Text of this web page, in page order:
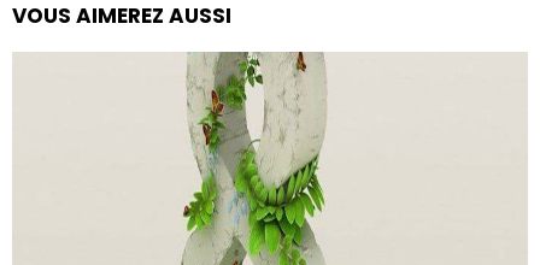
VOUS AIMEREZ AUSSI